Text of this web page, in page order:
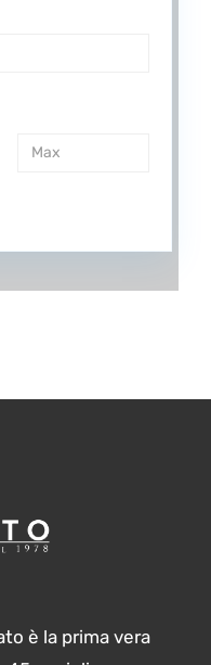
è la prima vera